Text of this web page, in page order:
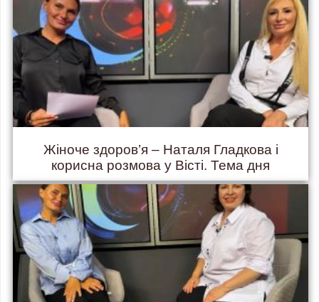
Жіноче здоров’я – Наталя Гладкова і
корисна розмова у Вісті. Тема дня